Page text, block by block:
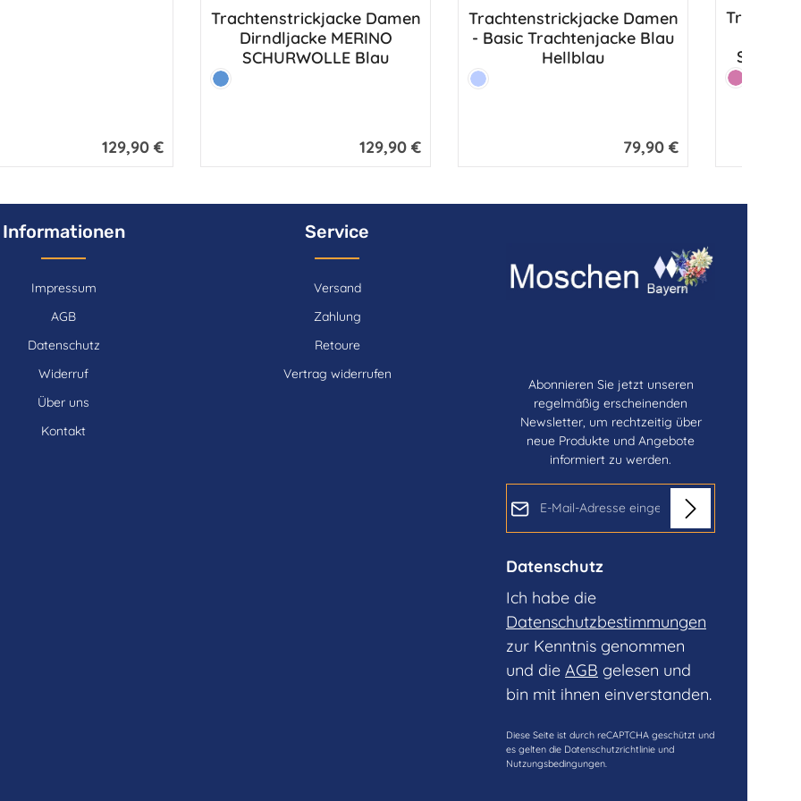
Regulärer Preis:
129,90 €
Trachtenstrickjacke Damen
Dirndljacke MERINO
SCHURWOLLE Blau
Farbe:
Bayrischblau
Regulärer Preis:
129,90 €
Trachtenstrickjacke Damen
- Basic Trachtenjacke Blau
Hellblau
Farbe:
Hellblau
Regulärer Preis:
79,90 €
Farbe:
Erika
Informationen
Impressum
AGB
Datenschutz
Widerruf
Über uns
Kontakt
Service
Versand
Zahlung
Retoure
Vertrag widerrufen
Abonnieren Sie jetzt unseren
regelmäßig erscheinenden
Newsletter, um rechtzeitig über
neue Produkte und Angebote
informiert zu werden.
E-Mail-Adresse*
Datenschutz
Ich habe die
Datenschutzbestimmungen
zur Kenntnis genommen
und die AGB gelesen und
bin mit ihnen einverstanden.
Diese Seite ist durch reCAPTCHA geschützt und
es gelten die Datenschutzrichtlinie und
Nutzungsbedingungen.